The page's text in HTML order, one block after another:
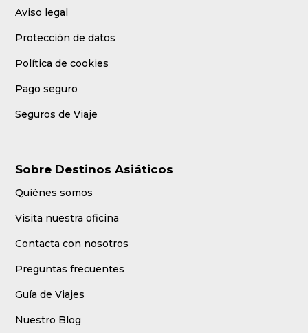
Aviso legal
Protección de datos
Política de cookies
Pago seguro
Seguros de Viaje
Sobre Destinos Asiáticos
Quiénes somos
Visita nuestra oficina
Contacta con nosotros
Preguntas frecuentes
Guía de Viajes
Nuestro Blog